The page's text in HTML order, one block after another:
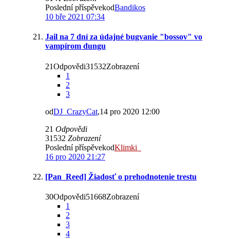
Poslední příspěvekodBandikos
10 bře 2021 07:34
Jail na 7 dní za údajné bugvanie "bossov" vo
vampírom dungu
21Odpovědi31532Zobrazení
1
2
3
odDJ_CrazyCat,14 pro 2020 12:00
21 Odpovědi
31532 Zobrazení
Poslední příspěvekodKlimki_
16 pro 2020 21:27
[Pan_Reed] Žiadosť o prehodnotenie trestu
30Odpovědi51668Zobrazení
1
2
3
4